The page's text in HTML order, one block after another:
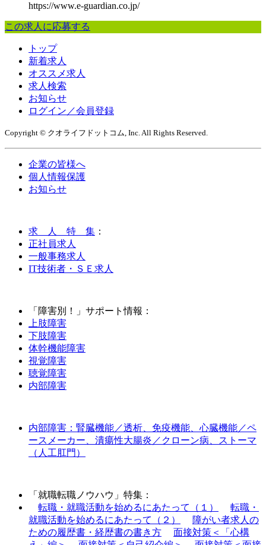
https://www.e-guardian.co.jp/
この求人に応募する
トップ
新着求人
オススメ求人
求人検索
お知らせ
ログイン／会員登録
Copyright © クオライフドットコム, Inc. All Rights Reserved.
企業の皆様へ
個人情報保護
お知らせ
求 人 特 集 ：
正社員求人
一般事務求人
IT技術者・ＳＥ求人
「障害別！」サポート情報：
上肢障害
下肢障害
体幹機能障害
視覚障害
聴覚障害
内部障害
内部障害：腎臓機能／透析、免疫機能、心臓機能／ペ
ースメーカー、潰瘍性大腸炎／クローン病、ストーマ
（人工肛門）
「就職転職ノウハウ」特集：
転職・就職活動を始めるにあたって（１）
転職・
就職活動を始めるにあたって（２）
障がい者求人の
ための履歴書・経歴書の書き方
面接対策＜「心構